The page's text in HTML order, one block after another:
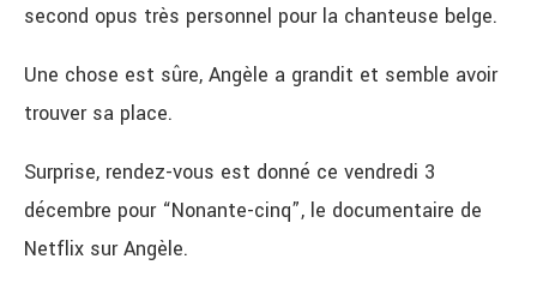
second opus très personnel pour la chanteuse belge.
Une chose est sûre, Angèle a grandit et semble avoir
trouver sa place.
Surprise, rendez-vous est donné ce vendredi 3
décembre pour “Nonante-cinq”, le documentaire de
Netflix sur Angèle.